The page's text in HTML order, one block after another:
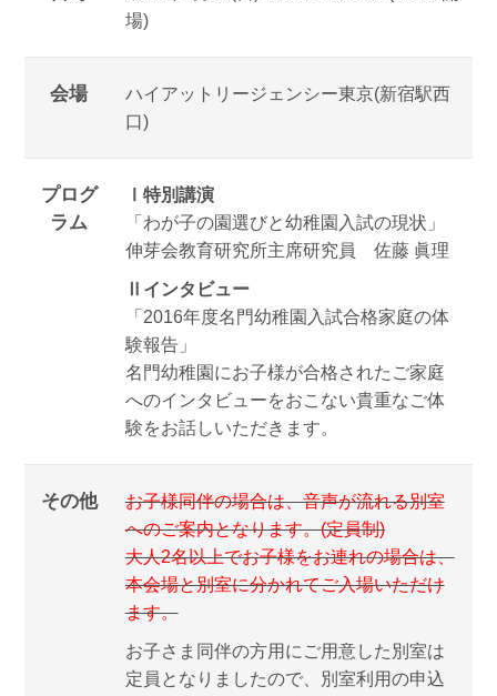
場)
会場
ハイアットリージェンシー東京(新宿駅西
口)
プログ
ラム
Ⅰ特別講演
「わが子の園選びと幼稚園入試の現状」
伸芽会教育研究所主席研究員 佐藤 眞理
Ⅱインタビュー
「2016年度名門幼稚園入試合格家庭の体
験報告」
名門幼稚園にお子様が合格されたご家庭
へのインタビューをおこない貴重なご体
験をお話しいただきます。
その他
お子様同伴の場合は、音声が流れる別室
へのご案内となります。(定員制)
大人2名以上でお子様をお連れの場合は、
本会場と別室に分かれてご入場いただけ
ます。
お子さま同伴の方用にご用意した別室は
定員となりましたので、別室利用の申込